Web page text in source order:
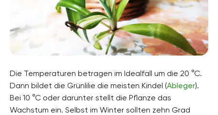
Die Temperaturen betragen im Idealfall um die 20 °C.
Dann bildet die Grünlilie die meisten Kindel (Ableger).
Bei 10 °C oder darunter stellt die Pflanze das
Wachstum ein. Selbst im Winter sollten zehn Grad